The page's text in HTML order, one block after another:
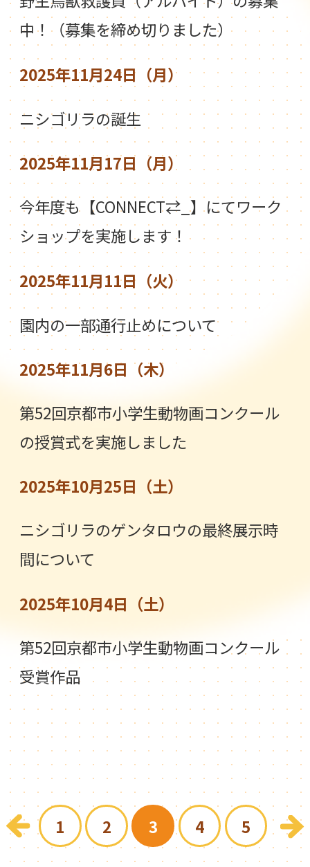
中！（募集を締め切りました）
2025年11月24日（月）
ニシゴリラの誕生
2025年11月17日（月）
今年度も【CONNECT⇄_】にてワーク
ショップを実施します！
2025年11月11日（火）
園内の一部通行止めについて
2025年11月6日（木）
第52回京都市小学生動物画コンクール
の授賞式を実施しました
2025年10月25日（土）
ニシゴリラのゲンタロウの最終展示時
間について
2025年10月4日（土）
第52回京都市小学生動物画コンクール
受賞作品
1 2 3 4 5